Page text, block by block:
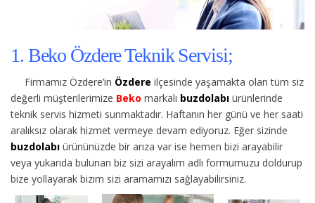
1. Beko Özdere Teknik Servisi;
Firmamız Özdere’in Özdere ilçesinde yaşamakta olan tüm siz
değerli müşterilerimize Beko markalı buzdolabı ürünlerinde
teknik servis hizmeti sunmaktadır. Haftanın her günü ve her saati
aralıksız olarak hizmet vermeye devam ediyoruz. Eğer sizinde
buzdolabı ürününüzde bir arıza var ise hemen bizi arayabilir
veya yukarıda bulunan biz sizi arayalım adlı formumuzu doldurup
bize yollayarak bizim sizi aramamızı sağlayabilirsiniz.